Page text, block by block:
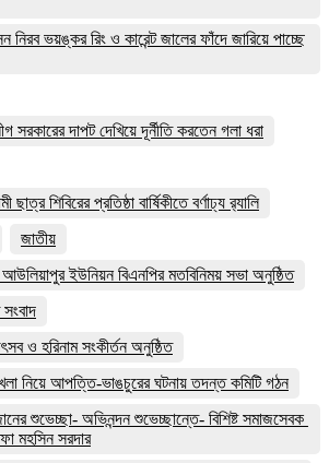
নিরব ভয়ঙ্কর রিং ও কারেন্ট জালের ফাঁদে জারিয়ে পাচ্ছে
সরকারের দাপট দেখিয়ে দূর্নীতি করতেন গলা ধরা
ছাত্র শিবিরের প্রতিষ্ঠা বার্ষিকীতে বর্ণাঢ্য র‌্যালি
জাতীয়
ইউনিয়ন বিএনপির মতবিনিময় সভা অনুষ্ঠিত
ও হরিনাম সংকীর্তন অনুষ্ঠিত
নিয়ে আপত্তি-ভাঙচুরের ঘটনায় তদন্ত কমিটি গঠন
শুভেচ্ছা- অভিনন্দন শুভেচ্ছান্তে- বিশিষ্ট সমাজসেবক
মহসিন সরদার